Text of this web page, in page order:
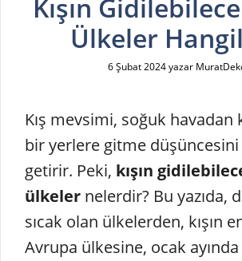
Kışın
Ülkeler
6 Şubat 2024yazar
Kış mevsimi, soğuk havadan
bir yerlere gitme
getirir. Peki, kışın
ülkeler nelerdir? Bu yazıda,
sıcak olan ülkelerden, kışın
Avrupa ülkesine, ocak